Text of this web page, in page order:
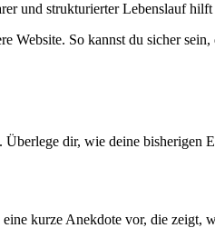
und strukturierter Lebenslauf hilft
Website. So kannst du sicher
dir, wie deine bisherigen
kurze Anekdote vor, die zeigt,